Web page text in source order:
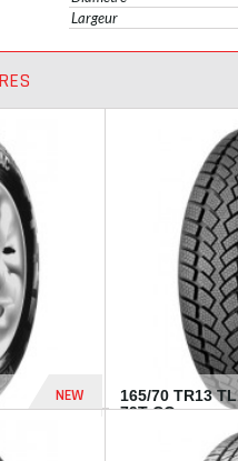
Largeur
NEW
165/70 TR13 TL
79T CO...